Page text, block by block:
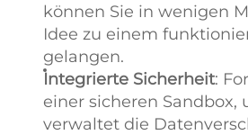
können Sie in wenigen
Idee zu einem
gelangen.
Integrierte Sicherheit:
einer sicheren Sandbox,
verwaltet die